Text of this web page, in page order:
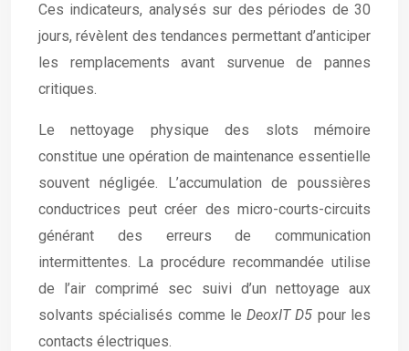
Ces indicateurs, analysés sur des périodes de 30
jours, révèlent des tendances permettant d’anticiper
les remplacements avant survenue de pannes
critiques.
Le nettoyage physique des slots mémoire
constitue une opération de maintenance essentielle
souvent négligée. L’accumulation de poussières
conductrices peut créer des micro-courts-circuits
générant des erreurs de communication
intermittentes. La procédure recommandée utilise
de l’air comprimé sec suivi d’un nettoyage aux
solvants spécialisés comme leDeoxIT D5 pour les
contacts électriques.